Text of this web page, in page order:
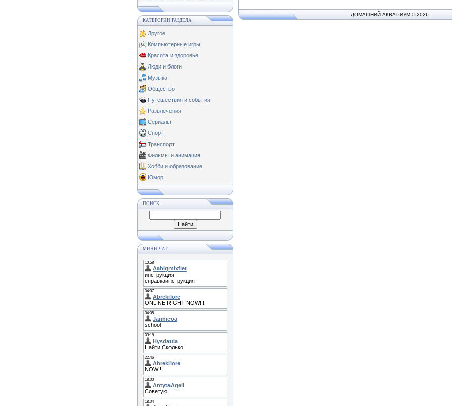
КАТЕГОРИИ РАЗДЕЛА
Другое
Компьютерные игры
Красота и здоровье
Люди и блоги
Музыка
Общество
Путешествия и события
Развлечения
Сериалы
Спорт
Транспорт
Фильмы и анимация
Хобби и образование
Юмор
ПОИСК
МИНИ-ЧАТ
ДОМАШНИЙ АКВАРИУМ © 2026